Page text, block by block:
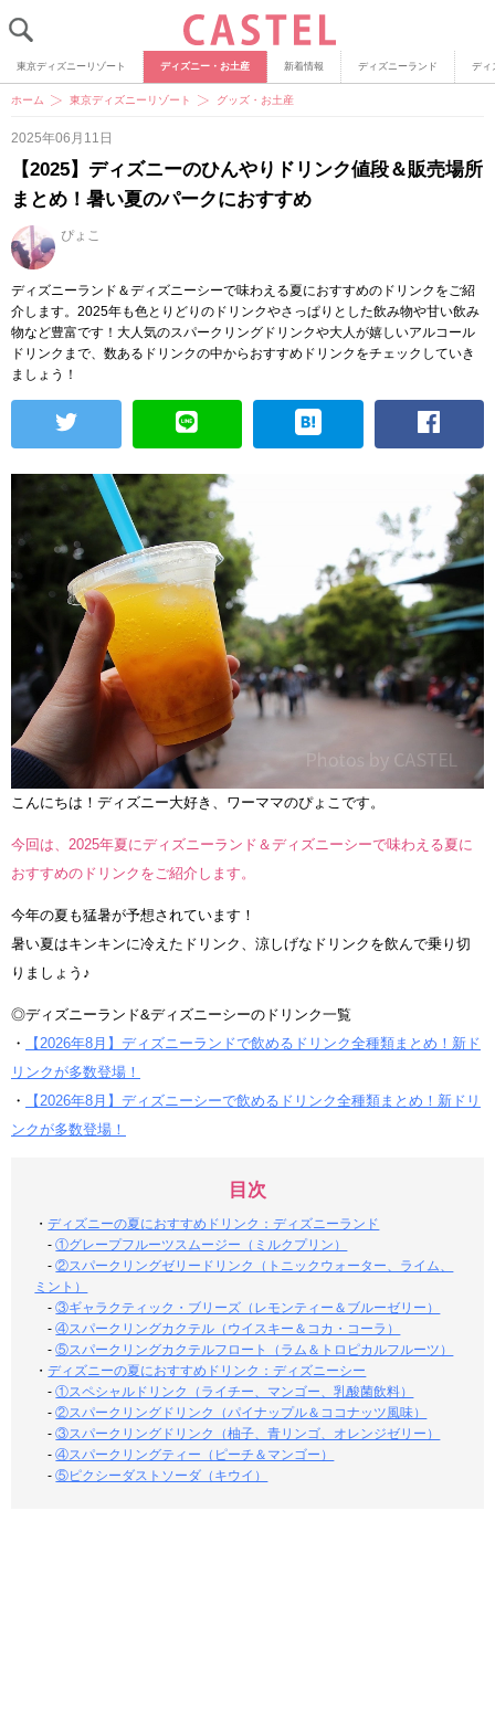
東京ディズニーリゾート ディズニー・お土産 新着情報 ディズニーランド ディ
ホーム 東京ディズニーリゾート グッズ・お土産
2025年06月11日
【2025】ディズニーのひんやりドリンク値段＆販売場所
まとめ！暑い夏のパークにおすすめ
ぴょこ
ディズニーランド＆ディズニーシーで味わえる夏におすすめのドリンクをご紹
介します。2025年も色とりどりのドリンクやさっぱりとした飲み物や甘い飲み
物など豊富です！大人気のスパークリングドリンクや大人が嬉しいアルコール
ドリンクまで、数あるドリンクの中からおすすめドリンクをチェックしていき
ましょう！
こんにちは！ディズニー大好き、ワーママのぴょこです。
今回は、2025年夏にディズニーランド＆ディズニーシーで味わえる夏に
おすすめのドリンクをご紹介します。
今年の夏も猛暑が予想されています！
暑い夏はキンキンに冷えたドリンク、涼しげなドリンクを飲んで乗り切
りましょう♪
◎ディズニーランド&ディズニーシーのドリンク一覧
・
【2026年8月】ディズニーランドで飲めるドリンク全種類まとめ！新ド
リンクが多数登場！
・
【2026年8月】ディズニーシーで飲めるドリンク全種類まとめ！新ドリ
ンクが多数登場！
目次
・ディズニーの夏におすすめドリンク：ディズニーランド
-①グレープフルーツスムージー（ミルクプリン）
-②スパークリングゼリードリンク（トニックウォーター、ライム、
ミント）
-③ギャラクティック・ブリーズ（レモンティー＆ブルーゼリー）
-④スパークリングカクテル（ウイスキー＆コカ・コーラ）
-⑤スパークリングカクテルフロート（ラム＆トロピカルフルーツ）
・ディズニーの夏におすすめドリンク：ディズニーシー
-①スペシャルドリンク（ライチー、マンゴー、乳酸菌飲料）
-②スパークリングドリンク（パイナップル＆ココナッツ風味）
-③スパークリングドリンク（柚子、青リンゴ、オレンジゼリー）
-④スパークリングティー（ピーチ＆マンゴー）
-⑤ピクシーダストソーダ（キウイ）